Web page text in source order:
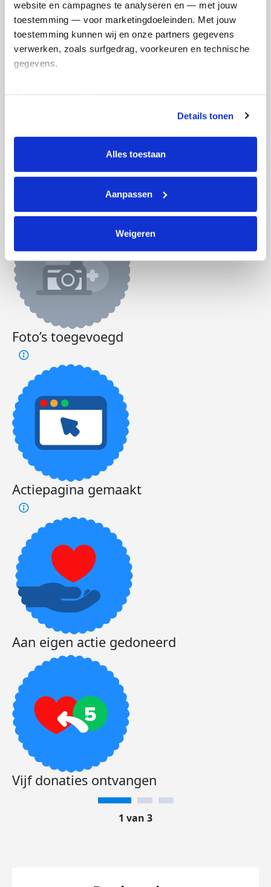
website en campagnes te analyseren en — met jouw
toestemming — voor marketingdoeleinden. Met jouw
toestemming kunnen wij en onze partners gegevens
verwerken, zoals surfgedrag, voorkeuren en technische
gegevens.
tonen. Je kunt je toestemming op elk moment wijzigen of
intrekken via Cookie instellingen onderaan de pagina. De
lijst met cookies is te vinden in het tabblad “details”.
Details tonen
Alles toestaan
Aanpassen
Weigeren
Doneer nu
€563 €750
Badges
Foto’s toegevoegd
Actiepagina gemaakt
Aan eigen actie gedoneerd
Vijf donaties ontvangen
1 van 3